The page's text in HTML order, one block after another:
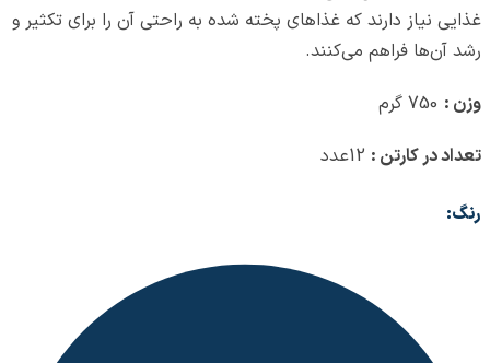
غذایی نیاز دارند که غذاهای پخته شده به راحتی آن را برای تکثیر و
رشد آن‌ها فراهم می‌کنند.
وزن : 750 گرم
تعداد در کارتن :
رنگ: